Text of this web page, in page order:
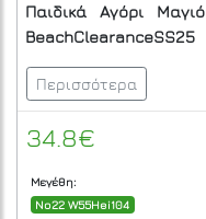
Παιδικά Αγόρι Μαγιό
BeachClearanceSS25
Περισσότερα
34.8€
Μεγέθη:
No22 W55Hei104